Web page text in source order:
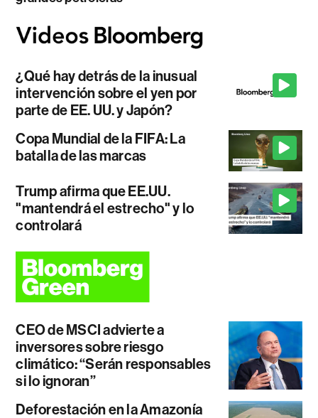
¿Qué hay detrás de la inusual
intervención sobre el yen por
parte de EE. UU. y Japón?
Copa Mundial de la FIFA: La
batalla de las marcas
Trump afirma que EE.UU.
"mantendrá el estrecho" y lo
controlará
CEO de MSCI advierte a
inversores sobre riesgo
climático: “Serán responsables
si lo ignoran”
Deforestación en la Amazonía